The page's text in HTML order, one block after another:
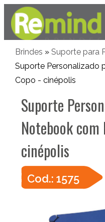
Brindes » Suporte para
Suporte Personalizado
Copo - cinépolis
Suporte
Notebook
cinépolis
Cod.: 1575